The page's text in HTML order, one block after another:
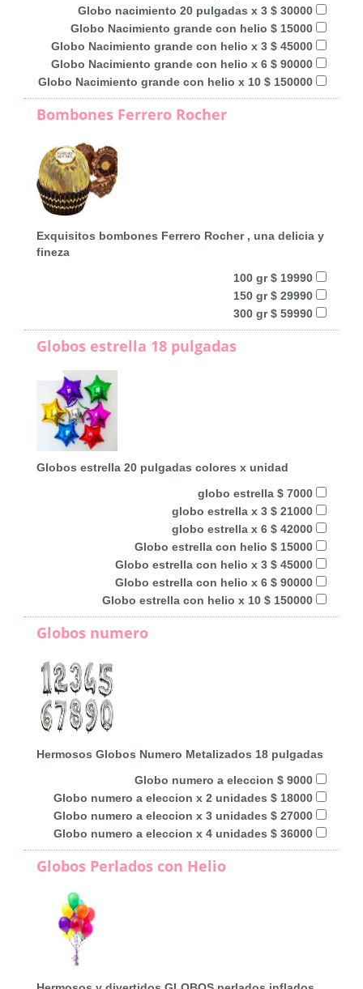
Globo nacimiento 20 pulgadas x 3 $ 30000
Globo Nacimiento grande con helio $ 15000
Globo Nacimiento grande con helio x 3 $ 45000
Globo Nacimiento grande con helio x 6 $ 90000
Globo Nacimiento grande con helio x 10 $ 150000
Bombones Ferrero Rocher
Exquisitos bombones Ferrero Rocher , una delicia y
fineza
100 gr $ 19990
150 gr $ 29990
300 gr $ 59990
Globos estrella 18 pulgadas
Globos estrella 20 pulgadas colores x unidad
globo estrella $ 7000
globo estrella x 3 $ 21000
globo estrella x 6 $ 42000
Globo estrella con helio $ 15000
Globo estrella con helio x 3 $ 45000
Globo estrella con helio x 6 $ 90000
Globo estrella con helio x 10 $ 150000
Globos numero
Hermosos Globos Numero Metalizados 18 pulgadas
Globo numero a eleccion $ 9000
Globo numero a eleccion x 2 unidades $ 18000
Globo numero a eleccion x 3 unidades $ 27000
Globo numero a eleccion x 4 unidades $ 36000
Globos Perlados con Helio